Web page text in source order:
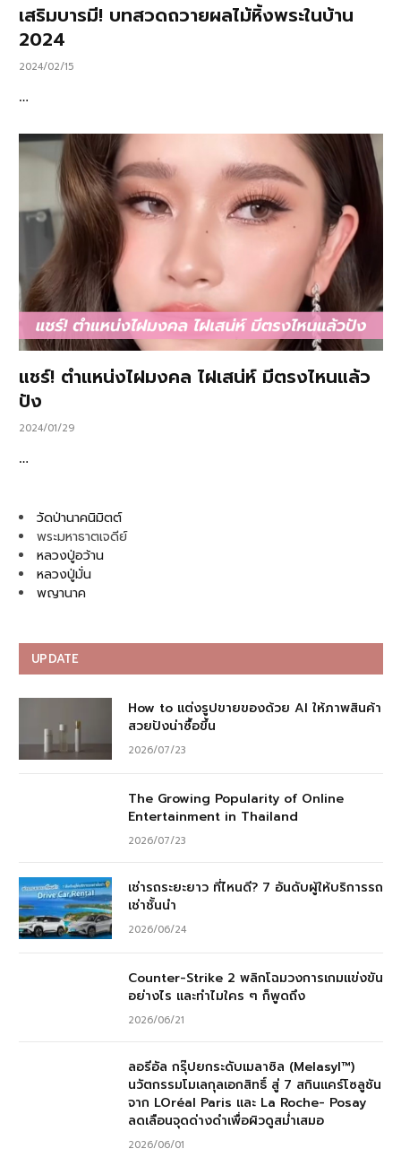
เสริมบารมี! บทสวดถวายผลไม้หิ้งพระในบ้าน
2024
2024/02/15
…
แชร์! ตำแหน่งไฝมงคล ไฝเสน่ห์ มีตรงไหนแล้ว
ปัง
2024/01/29
…
วัดป่านาคนิมิตต์
พระมหาธาตเจดีย์
หลวงปู่อว้าน
หลวงปู่มั่น
พญานาค
UPDATE
How to แต่งรูปขายของด้วย AI ให้ภาพสินค้า
สวยปังน่าซื้อขึ้น
2026/07/23
The Growing Popularity of Online
Entertainment in Thailand
2026/07/23
เช่ารถระยะยาว ที่ไหนดี? 7 อันดับผู้ให้บริการรถ
เช่าชั้นนำ
2026/06/24
Counter-Strike 2 พลิกโฉมวงการเกมแข่งขัน
อย่างไร และทำไมใคร ๆ ก็พูดถึง
2026/06/21
ลอรีอัล กรุ๊ปยกระดับเมลาซิล (Melasyl™)
นวัตกรรมโมเลกุลเอกสิทธิ์ สู่ 7 สกินแคร์โซลูชัน
จาก LOréal Paris และ La Roche- Posay
ลดเลือนจุดด่างดำเพื่อผิวดูสม่ำเสมอ
2026/06/01